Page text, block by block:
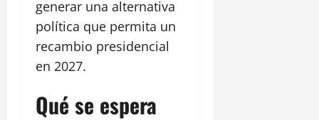
generar una alternativa
política que permita un
recambio presidencial
en 2027.
Qué se espera